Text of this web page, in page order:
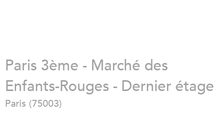
Paris 3ème - Marché des
Enfants-Rouges - Dernier étage
Paris (75003)